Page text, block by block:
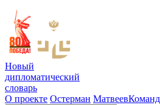
Новый
дипломатический
словарь
О проекте Остерман Матвеев